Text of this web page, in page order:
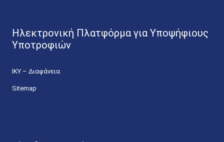
Ηλεκτρονική Πλατφόρμα για Υποψήφιους
Υποτροφιών
ΙΚΥ – Διαφάνεια
Sitemap